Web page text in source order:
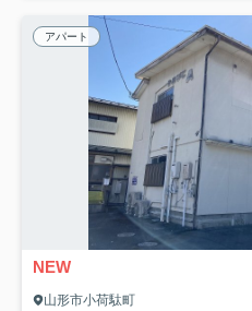
アパート
NEW
山形市小荷駄町